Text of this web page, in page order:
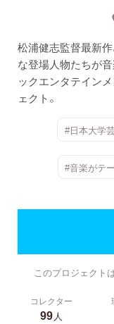
松浦健志監督最新
な登場人物たちが
ックエンタテイン
ェクト。
#日本大学
#音楽がテ
このプロジェクト
コレクター
99人